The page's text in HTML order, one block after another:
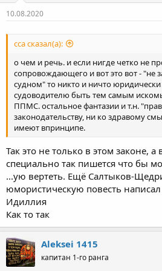
:
10.08.2020
сса сказал(а):
о чем и речь. и если нигде четко не
сопровождающего и вот это вот - "не
судном" то никто и ничто
судоводителю быть тем самым
ППМС. остальное фантазии и т.н.
законодательству, ни ко здравому
имеют впринципе.
Так это не только в этом законе, а
специально так пишется что бы
...ую вертеть. Ещё Салтыков-
юмористическую повесть
Идиллия
Как то так
Aleksei 1415
капитан 1-го ранга